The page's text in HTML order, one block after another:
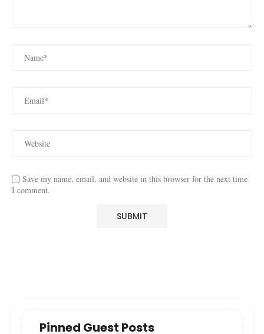
Save my name, email, and website in this browser for the next time
I comment.
Pinned Guest Posts